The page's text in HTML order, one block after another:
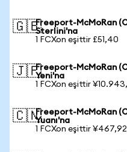
🇬🇧Freeport-McMoRan
Sterlini'na
1 FCXon eşittir £51,40
🇯🇵Freeport-McMoRan
Yeni'na
1 FCXon eşittir
🇨🇳Freeport-McMoRan
Yuanı'na
1 FCXon eşittir ¥467,92